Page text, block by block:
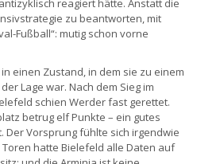
reagiert hätte. Anstatt die
zu beantworten, mit
Fußball“: mutig schon vorne
einen Zustand, in dem sie zu einem
Lage war. Nach dem Sieg im
schien Werder fast gerettet.
betrug elf Punkte – ein gutes
Der Vorsprung fühlte sich irgendwie
hatte Bielefeld alle Daten auf